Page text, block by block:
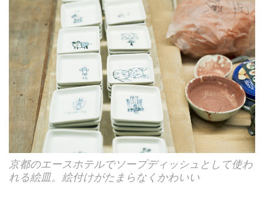
京都のエースホテルでソープディッシュとして使わ
れる絵皿。絵付けがたまらなくかわいい